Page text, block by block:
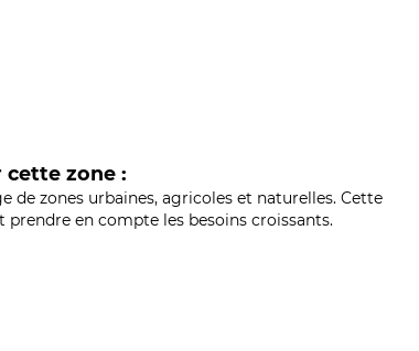
cette zone :
de zones urbaines, agricoles et naturelles. Cette
en compte les besoins croissants.